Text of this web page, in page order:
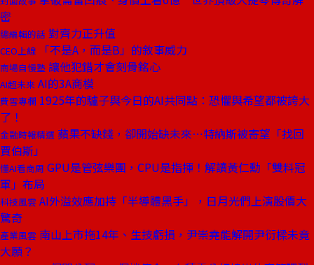
密
總編輯的話 對齊力正升值
CEO上線 「不是A，而是B」的敘事威力
商場自慢塾 讓他犯錯才會刻骨銘心
AI超未來 AI的3A商模
費雪專欄 1925年的驢子與今日的AI共同點：恐懼與希望都被誇大
了！
金融時報精選 蘋果不缺錢，卻開始缺未來⋯特納斯被寄望「找回
賈伯斯」
懂AI看商周 GPU是管弦樂團，CPU是指揮！解讀黃仁勳「雙料冠
軍」布局
科技風雲 AI外溢效應加持「半導體黑手」，日月光們上演股價大
驚奇
產業風雲 南山上市拖14年、生技虧損，尹崇堯能解開尹衍樑未竟
大願？